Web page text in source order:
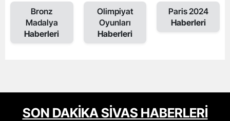
Bronz
Madalya
Haberleri
Olimpiyat
Oyunları
Haberleri
Paris 2024
Haberleri
SON DAKİKA SİVAS HABERLERİ